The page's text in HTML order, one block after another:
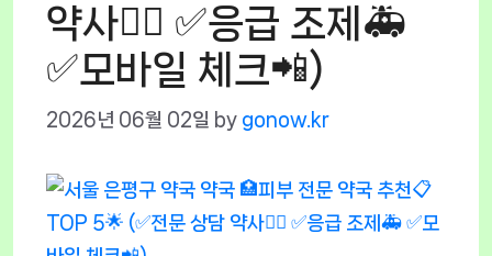
약사👩‍⚕️ ✅응급 조제🚑
✅모바일 체크📲)
2026년 06월 02일 by gonow.kr